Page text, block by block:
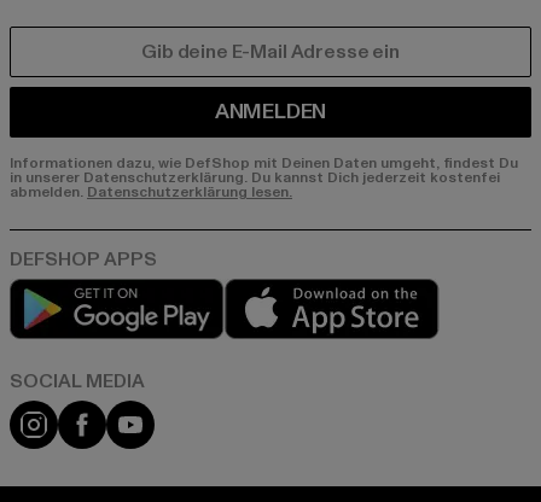
ANMELDEN
Informationen dazu, wie DefShop mit Deinen Daten umgeht, findest Du
in unserer Datenschutzerklärung. Du kannst Dich jederzeit kostenfei
abmelden. Datenschutzerklärung lesen.
Play market
Instagram
FacebookYouTube